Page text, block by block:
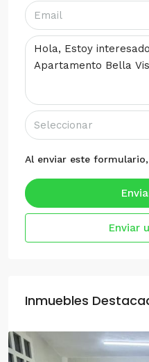
Seleccionar
Al enviar este
Enviar
Inmuebles